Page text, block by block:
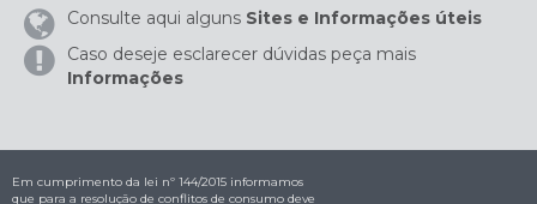
Consulte aqui alguns Sites e Informações úteis
Caso deseje esclarecer dúvidas peça mais
Informações
Em cumprimento da lei nº 144/2015 informamos
que para a resolução de conflitos de consumo deve